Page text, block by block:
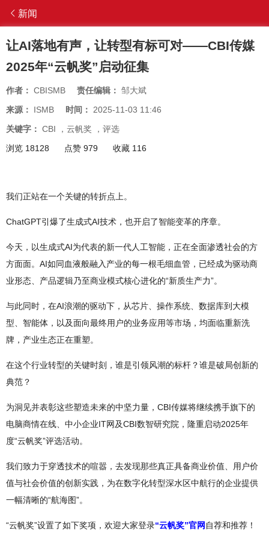
新闻
让AI落地有声，让转型有标可对——CBI传媒
2025年“云帆奖”启动征集
作者： CBISMB 责任编辑： 邹大斌
来源： ISMB 时间： 2025-11-03 11:46
关键字： CBI ， 云帆奖 ， 评选
浏览 18128
点赞 979 收藏 116
我们正站在一个关键的转折点上。
ChatGPT引爆了生成式AI技术，也开启了智能变革的序章。
今天，以生成式AI为代表的新一代人工智能，正在全面渗透社会的方
方面面。AI如同血液般融入产业的每一根毛细血管，已经成为驱动商
业形态、产品逻辑乃至商业模式核心进化的“新质生产力”。
与此同时，在AI浪潮的驱动下，从芯片、操作系统、数据库到大模
型、智能体，以及面向最终用户的业务应用等市场，均面临重新洗
牌，产业生态正在重塑。
在这个行业转型的关键时刻，谁是引领风潮的标杆？谁是破局创新的
典范？
为洞见并表彰这些塑造未来的中坚力量，CBI传媒将继续携手旗下的
电脑商情在线、中小企业IT网及CBI数智研究院，隆重启动2025年
度“云帆奖”评选活动。
我们致力于穿透技术的喧嚣，去发现那些真正具备商业价值、用户价
值与社会价值的创新实践，为在数字化转型深水区中航行的企业提供
一幅清晰的“航海图”。
“云帆奖”设置了如下奖项，欢迎大家登录“云帆奖”官网 自荐和推荐！